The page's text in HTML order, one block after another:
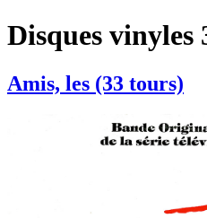
Disques vinyles
Amis, les (33 tours)